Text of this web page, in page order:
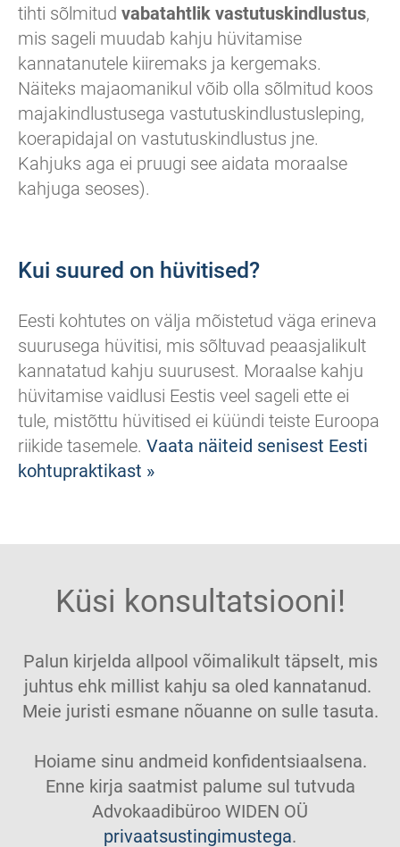
tihti sõlmitud vabatahtlik vastutuskindlustus,
mis sageli muudab kahju hüvitamise
kannatanutele kiiremaks ja kergemaks.
Näiteks majaomanikul võib olla sõlmitud koos
majakindlustusega vastutuskindlustusleping,
koerapidajal on vastutuskindlustus jne.
Kahjuks aga ei pruugi see aidata moraalse
kahjuga seoses).
Kui suured on hüvitised?
Eesti kohtutes on välja mõistetud väga erineva
suurusega hüvitisi, mis sõltuvad peaasjalikult
kannatatud kahju suurusest. Moraalse kahju
hüvitamise vaidlusi Eestis veel sageli ette ei
tule, mistõttu hüvitised ei küündi teiste Euroopa
riikide tasemele. Vaata näiteid senisest Eesti
kohtupraktikast »
Küsi konsultatsiooni!
Palun kirjelda allpool võimalikult täpselt, mis
juhtus ehk millist kahju sa oled kannatanud.
Meie juristi esmane nõuanne on sulle tasuta.
Hoiame sinu andmeid konfidentsiaalsena.
Enne kirja saatmist palume sul tutvuda
Advokaadibüroo WIDEN OÜ
privaatsustingimustega.